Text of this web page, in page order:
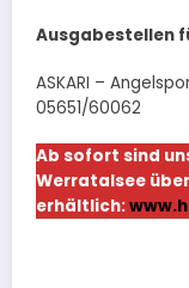
Ausgabestellen
ASKARI –
05651/60062
Ab sofort sind
Werratalsee
erhältlich: